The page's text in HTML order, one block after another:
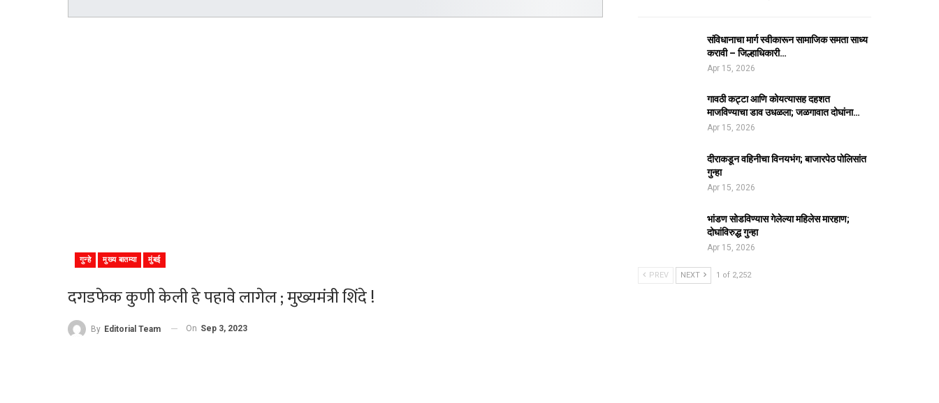
गुन्हे मुख्य बातम्या मुंबई
दगडफेक कुणी केली हे पहावे लागेल ; मुख्यमंत्री शिंदे !
By Editorial Team On Sep 3, 2023
संविधानाचा मार्ग स्वीकारून सामाजिक समता साध्य
करावी – जिल्हाधिकारी…
Apr 15, 2026
गावठी कट्टा आणि कोयत्यासह दहशत
माजविण्याचा डाव उधळला; जळगावात दोघांना…
Apr 15, 2026
दीराकडून वहिनीचा विनयभंग; बाजारपेठ पोलिसांत
गुन्हा
Apr 15, 2026
भांडण सोडविण्यास गेलेल्या महिलेस मारहाण;
दोघांविरुद्ध गुन्हा
Apr 15, 2026
PREV NEXT 1 of 2,252